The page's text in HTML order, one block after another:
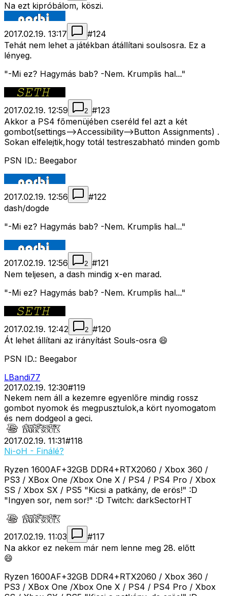
Na ezt kipróbálom, köszi.
2017.02.19. 13:17 #124
Tehát nem lehet a játékban átállítani soulsosra. Ez a
lényeg.
"-Mi ez? Hagymás bab? -Nem. Krumplis hal..."
2017.02.19. 12:59 2 #123
Akkor a PS4 főmenüjében cseréld fel azt a két
gombot(settings-->Accessibility-->Button Assignments) .
Sokan elfelejtik,hogy totál testreszabható minden gomb
PSN ID.: Beegabor
2017.02.19. 12:56 #122
dash/dogde
"-Mi ez? Hagymás bab? -Nem. Krumplis hal..."
2017.02.19. 12:56 2 #121
Nem teljesen, a dash mindig x-en marad.
"-Mi ez? Hagymás bab? -Nem. Krumplis hal..."
2017.02.19. 12:42 2 #120
Át lehet állítani az irányítást Souls-osra 😄
PSN ID.: Beegabor
LBandi77
2017.02.19. 12:30#119
Nekem nem áll a kezemre egyenlőre mindig rossz
gombot nyomok és megpusztulok,a kört nyomogatom
és nem dodgeol a geci.
2017.02.19. 11:31#118
Ni-oH - Finálé?
Ryzen 1600AF+32GB DDR4+RTX2060 / Xbox 360 /
PS3 / XBox One /Xbox One X / PS4 / PS4 Pro / Xbox
SS / Xbox SX / PS5 "Kicsi a patkány, de erös!" :D
"Ingyen sor, nem sor!" :D Twitch: darkSectorHT
2017.02.19. 11:03 #117
Na akkor ez nekem már nem lenne meg 28. előtt
😄
Ryzen 1600AF+32GB DDR4+RTX2060 / Xbox 360 /
PS3 / XBox One /Xbox One X / PS4 / PS4 Pro / Xbox